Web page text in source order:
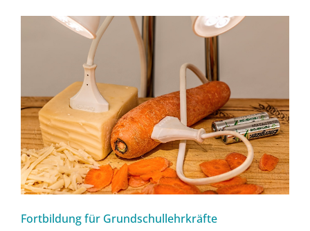
Fortbildung für Grundschullehrkräfte